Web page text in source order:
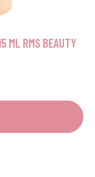
ML RMS BEAUTY